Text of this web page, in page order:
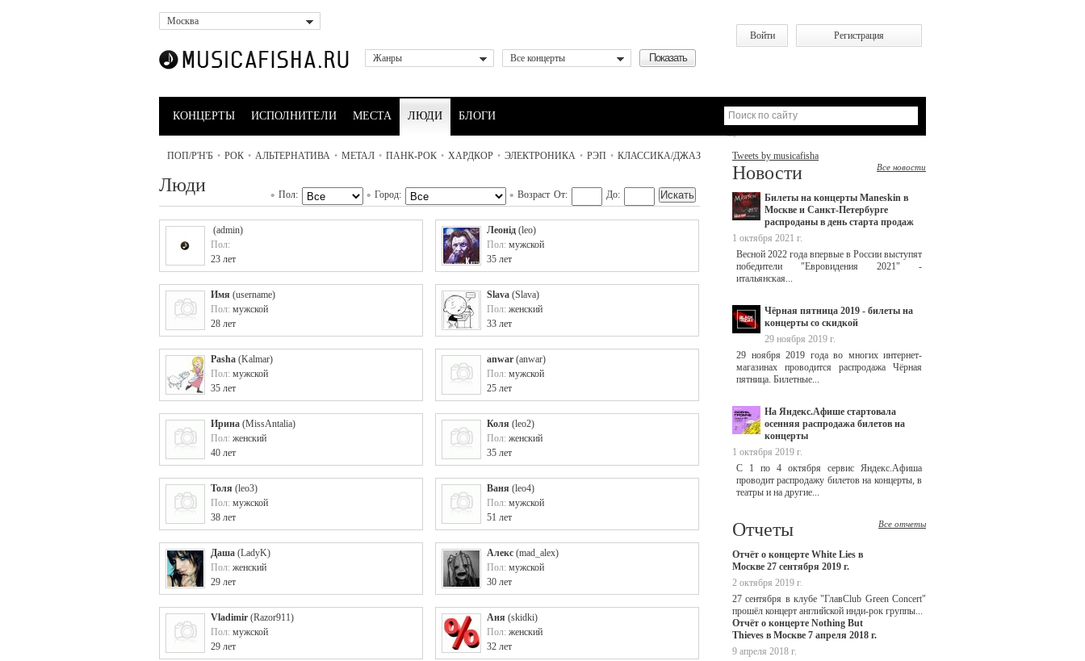
Москва
Войти
Регистрация
Жанры
Все концерты
КОНЦЕРТЫ ИСПОЛНИТЕЛИ МЕСТА ЛЮДИ БЛОГИ
ПОП/Р'Н'Б • РОК • АЛЬТЕРНАТИВА • МЕТАЛ • ПАНК-РОК • ХАРДКОР • ЭЛЕКТРОНИКА • РЭП • КЛАССИКА/ДЖАЗ
Люди Пол: Город: Возраст От: До:
(admin)
Пол:
23 лет
Леонід (leo)
Пол: мужской
35 лет
Имя (username)
Пол: мужской
28 лет
Slava (Slava)
Пол: женский
33 лет
Pasha (Kalmar)
Пол: мужской
35 лет
anwar (anwar)
Пол: мужской
25 лет
Ирина (MissAntalia)
Пол: женский
40 лет
Коля (leo2)
Пол: женский
35 лет
Толя (leo3)
Пол: мужской
38 лет
Ваня (leo4)
Пол: мужской
51 лет
Даша (LadyK)
Пол: женский
29 лет
Алекс (mad_alex)
Пол: мужской
30 лет
Vladimir (Razor911)
Пол: мужской
29 лет
Аня (skidki)
Пол: женский
32 лет
Tweets by musicafisha
Новости Все новости
Билеты на концерты Maneskin в
Москве и Санкт-Петербурге
распроданы в день старта продаж
1 октября 2021 г.
Весной 2022 года впервые в России выступят
победители "Евровидения 2021" -
итальянская...
Чёрная пятница 2019 - билеты на
концерты со скидкой
29 ноября 2019 г.
29 ноября 2019 года во многих интернет-
магазинах проводится распродажа Чёрная
пятница. Билетные...
На Яндекс.Афише стартовала
осенняя распродажа билетов на
концерты
1 октября 2019 г.
С 1 по 4 октября сервис Яндекс.Афиша
проводит распродажу билетов на концерты, в
театры и на другие...
Отчеты Все отчеты
Отчёт о концерте White Lies в
Москве 27 сентября 2019 г.
2 октября 2019 г.
27 сентября в клубе "ГлавClub Green Concert"
прошёл концерт английской инди-рок группы...
Отчёт о концерте Nothing But
Thieves в Москве 7 апреля 2018 г.
9 апреля 2018 г.